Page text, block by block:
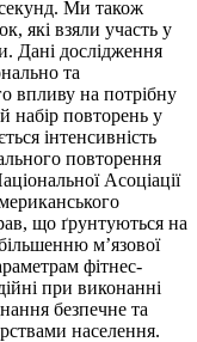
Ми також
які взяли участь у
Дані дослідження
та
впливу на потрібну
набір повторень у
інтенсивність
повторення
Асоціації
що ґрунтуються на
м’язової
фітнес-
при виконанні
безпечне та
населення.